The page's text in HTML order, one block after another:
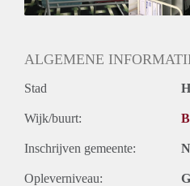
ALGEMENE
Stad
Wijk/buurt:
Inschrijven gemeente:
Opleverniveau: